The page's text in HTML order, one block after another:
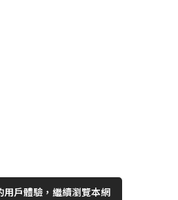
戶體驗，繼續瀏覽本網